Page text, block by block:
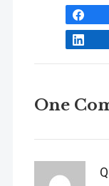
One